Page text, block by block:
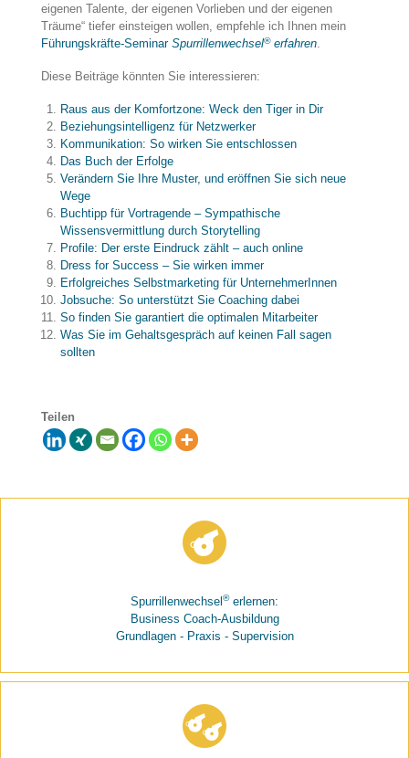
eigenen Talente, der eigenen Vorlieben und der eigenen
Träume“ tiefer einsteigen wollen, empfehle ich Ihnen mein
Führungskräfte-Seminar Spurrillenwechsel®erfahren.
Diese Beiträge könnten Sie interessieren:
Raus aus der Komfortzone: Weck den Tiger in Dir
Beziehungsintelligenz für Netzwerker
Kommunikation: So wirken Sie entschlossen
Das Buch der Erfolge
Verändern Sie Ihre Muster, und eröffnen Sie sich neue
Wege
Buchtipp für Vortragende – Sympathische
Wissensvermittlung durch Storytelling
Profile: Der erste Eindruck zählt – auch online
Dress for Success – Sie wirken immer
Erfolgreiches Selbstmarketing für UnternehmerInnen
Jobsuche: So unterstützt Sie Coaching dabei
So finden Sie garantiert die optimalen Mitarbeiter
Was Sie im Gehaltsgespräch auf keinen Fall sagen
sollten
Teilen
Spurrillenwechsel ®erlernen:
Business Coach-Ausbildung
Grundlagen - Praxis - Supervision